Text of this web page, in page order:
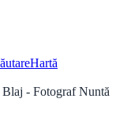
Hartă
- Fotograf Nuntă